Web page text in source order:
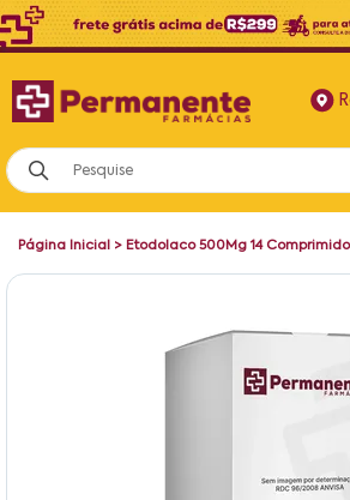
Página Inicial > Etodolaco 500Mg 14